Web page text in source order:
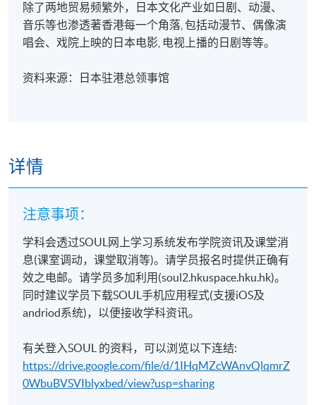
除了两地贸易频繁外，日本文化产业如日剧、动漫、
音乐等也渗透著香港每一个角落, 包括动漫节、偶像演
唱会、戏院上映的日本电影, 电视上播的日剧等等。
资料来源：日本驻港总领事馆
详情
注意事项：
学科会透过SOUL网上学习系统发布学院资讯及课堂消
息(课室调动，课堂取消等)。请学员报名时提供正确有
效之电邮。请学员多加利用(soul2.hkuspace.hku.hk)。
同时建议学员下载SOUL手机应用程式(支援iOS及
andriod系统)，以便接收学科资讯。
有关登入SOUL 的资料，可以浏览以下连结:
https://drive.google.com/file/d/1IHqMZcWAnvQlqmrZ
0WbuBVSVIblyxbed/view?usp=sharing